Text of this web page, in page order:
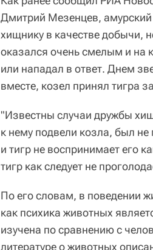
Дмитрий Мезенцев,
хищнику в качестве добычи,
оказался очень смелым и на
или нападал в ответ. Днем
вместе, козел принял тигра
"Известны случаи дружбы
к нему подвели козла, был
и тигр не воспринимает его
тигр как следует не
По его словам, в поведении
как психика животных
изучена по сравнению с
литературе о животных